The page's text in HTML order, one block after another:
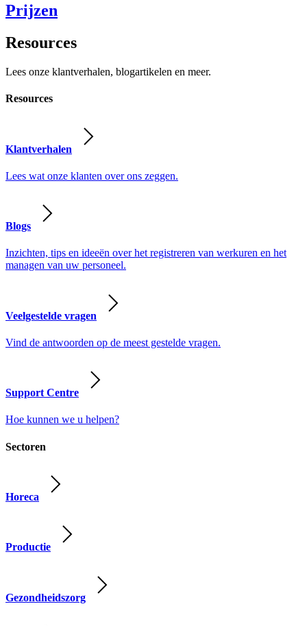
Prijzen
Resources
Lees onze klantverhalen, blogartikelen en meer.
Resources
Klantverhalen
Lees wat onze klanten over ons zeggen.
Blogs
Inzichten, tips en ideeën over het registreren van werkuren en het
managen van uw personeel.
Veelgestelde vragen
Vind de antwoorden op de meest gestelde vragen.
Support Centre
Hoe kunnen we u helpen?
Sectoren
Horeca
Productie
Gezondheidszorg